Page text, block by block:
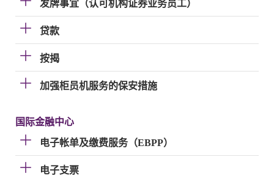
发牌事宜（认可机构证券业务员工）
贷款
按揭
加强柜员机服务的保安措施
国际金融中心
电子帐单及缴费服务（EBPP）
电子支票